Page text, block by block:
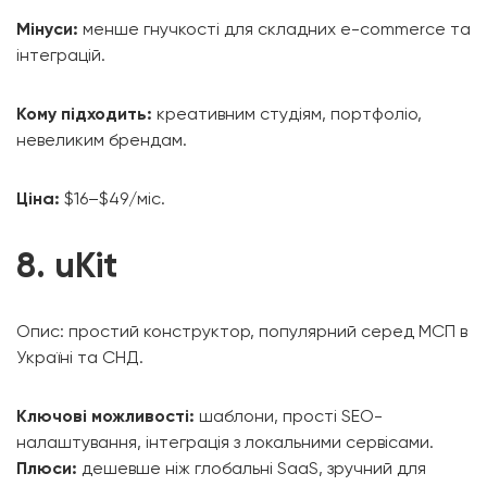
Мінуси: менше гнучкості для складних e-commerce та
інтеграцій.
Кому підходить: креативним студіям, портфоліо,
невеликим брендам.
Ціна: $16–$49/міс.
8. uKit
Опис: простий конструктор, популярний серед МСП в
Україні та СНД.
Ключові можливості: шаблони, прості SEO-
налаштування, інтеграція з локальними сервісами.
Плюси: дешевше ніж глобальні SaaS, зручний для